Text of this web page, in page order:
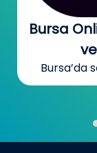
Bursa
Bursa’da